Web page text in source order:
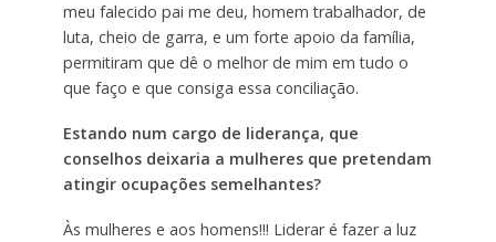
meu falecido pai me deu, homem trabalhador, de
luta, cheio de garra, e um forte apoio da família,
permitiram que dê o melhor de mim em tudo o
que faço e que consiga essa conciliação.
Estando num cargo de liderança, que
conselhos deixaria a mulheres que pretendam
atingir ocupações semelhantes?
Às mulheres e aos homens!!! Liderar é fazer a luz